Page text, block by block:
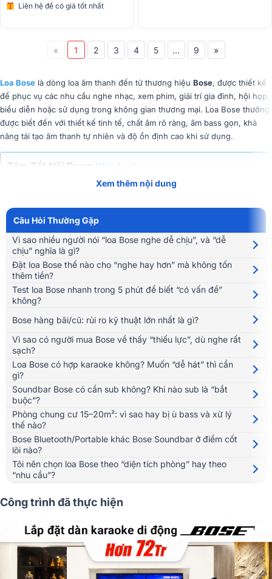
Liên hệ để có giá tốt nhất
« 1 2 3 4 5 ... 9 »
Loa Bose là dòng loa âm thanh đến từ thương hiệu Bose, được thiết kế
để phục vụ các nhu cầu nghe nhạc, xem phim, giải trí gia đình, hội họp,
biểu diễn hoặc sử dụng trong không gian thương mại. Loa Bose thường
được biết đến với thiết kế tinh tế, chất âm rõ ràng, âm bass gọn, khả
năng tái tạo âm thanh tự nhiên và độ ổn định cao khi sử dụng.
Tóm Tắt Nội Dung (Mở rộng)
nhạc gia đình, loa soundbar, loa karaoke, loa sân vườn, loa âm trần,
loa hội trường hoặc loa chuyên nghiệp
mục đích sử dụng khác nhau.
Nói đơn giản,loa Bose là thiết bị phát âm thanh của thương hiệu Bose,
dùng để tái tạo nhạc, giọng nói và các hiệu ứng âm thanh với chất
lượng cao, phù hợp cho cả nhu cầu cá nhân, gia đình và chuyên
nghiệp.
Xem thêm nội dung
Câu Hỏi Thường Gặp
Vì sao nhiều người nói “loa Bose nghe dễ chịu”, và “dễ
chịu” nghĩa là gì?
Đặt loa Bose thế nào cho “nghe hay hơn” mà không tốn
thêm tiền?
Test loa Bose nhanh trong 5 phút để biết “có vấn đề”
không?
Bose hàng bãi/cũ: rủi ro kỹ thuật lớn nhất là gì?
Vì sao có người mua Bose về thấy “thiếu lực”, dù nghe rất
sạch?
Loa Bose có hợp karaoke không? Muốn “dễ hát” thì cần
gì?
Soundbar Bose có cần sub không? Khi nào sub là “bắt
buộc”?
Phòng chung cư 15–20m²: vì sao hay bị ù bass và xử lý
thế nào?
Bose Bluetooth/Portable khác Bose Soundbar ở điểm cốt
lõi nào?
Tôi nên chọn loa Bose theo “diện tích phòng” hay theo
“nhu cầu”?
Công trình đã thực hiện